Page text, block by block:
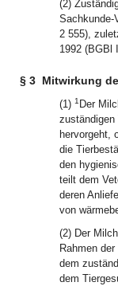
(2)
Sachkunde-
2 555),
1992 (BGBl
§ 3 Mitwirkung
(1) 1 Der
zuständigen
hervorgeht,
die
den
teilt dem
deren
von
(2) Der
Rahmen
dem
dem